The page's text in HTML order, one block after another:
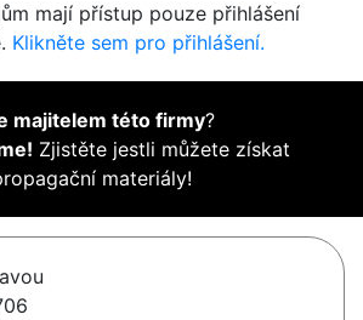
mají přístup pouze přihlášení
Klikněte sem pro přihlášení.
majitelem této firmy?
Zjistěte jestli můžete získat
materiály!